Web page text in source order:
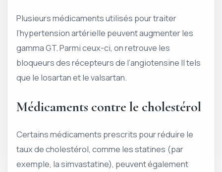
Plusieurs médicaments utilisés pour traiter
l’hypertension artérielle peuvent augmenter les
gamma GT. Parmi ceux-ci, on retrouve les
bloqueurs des récepteurs de l’angiotensine II tels
que le losartan et le valsartan.
Médicaments contre le cholestérol
Certains médicaments prescrits pour réduire le
taux de cholestérol, comme les statines (par
exemple, la simvastatine), peuvent également